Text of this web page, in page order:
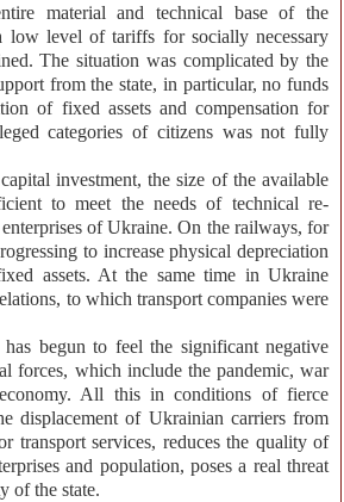
material and technical base of the
low level of tariffs for socially necessary
The situation was complicated by the
from the state, in particular, no funds
of fixed assets and compensation for
categories of citizens was not fully
investment, the size of the available
to meet the needs of technical re-
of Ukraine. On the railways, for
to increase physical depreciation
assets. At the same time in Ukraine
to which transport companies were
begun to feel the significant negative
forces, which include the pandemic, war
All this in conditions of fierce
displacement of Ukrainian carriers from
transport services, reduces the quality of
and population, poses a real threat
of the state.